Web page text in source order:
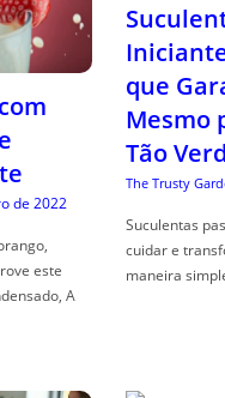
de 2022
este
A
que
Mesmo
Tão
The Trusty
Suculentas
cuidar e
maneira